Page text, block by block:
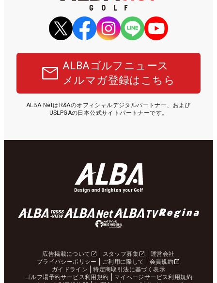
ALBAゴルフニュース
メルマガ登録はこちら
ALBA NetはR&Aのオフィシャルデジタルパートナー、および
USLPGAの日本公式サイトパートナーです。
広告掲載について スタッフ募集
運営会社
プライバシーポリシー
ご利用に際して
会員規約
ガイドライン
特定商取引法に基づく表示
ゴルフ場予約サービス利用規約
マイページサービス利用規約